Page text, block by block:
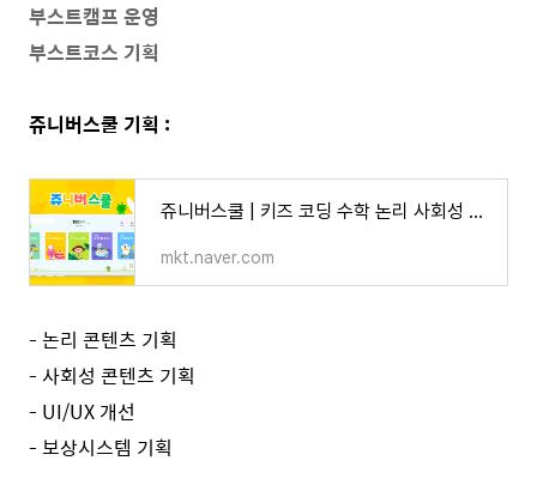
부스트캠프 운영
부스트코스 기획
쥬니버스쿨 기획 :
쥬니버스쿨 | 키즈 코딩 수학 논리 사회성 교육
mkt.naver.com
- 논리 콘텐츠 기획
- 사회성 콘텐츠 기획
- UI/UX 개선
- 보상시스템 기획